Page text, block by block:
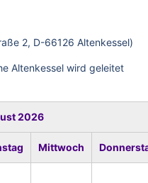
2, D-66126 Altenkessel)
Altenkessel wird geleitet
2026
Mittwoch